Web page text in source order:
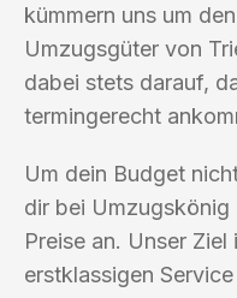
kümmern uns um
Umzugsgüter von
dabei stets darauf,
termingerecht
Um dein Budget
dir bei
Preise an. Unser Ziel
erstklassigen